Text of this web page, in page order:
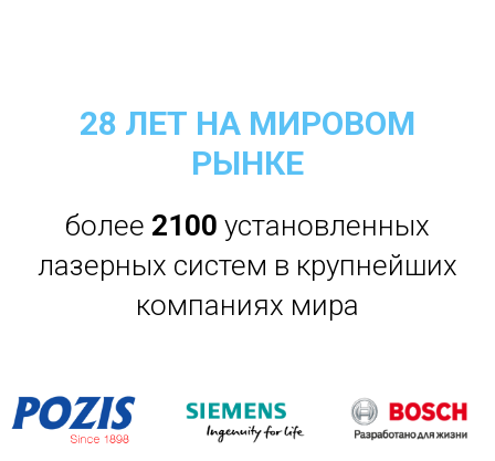
28 ЛЕТ НА МИРОВОМ
РЫНКЕ
более 2100 установленных
лазерных систем в крупнейших
компаниях мира